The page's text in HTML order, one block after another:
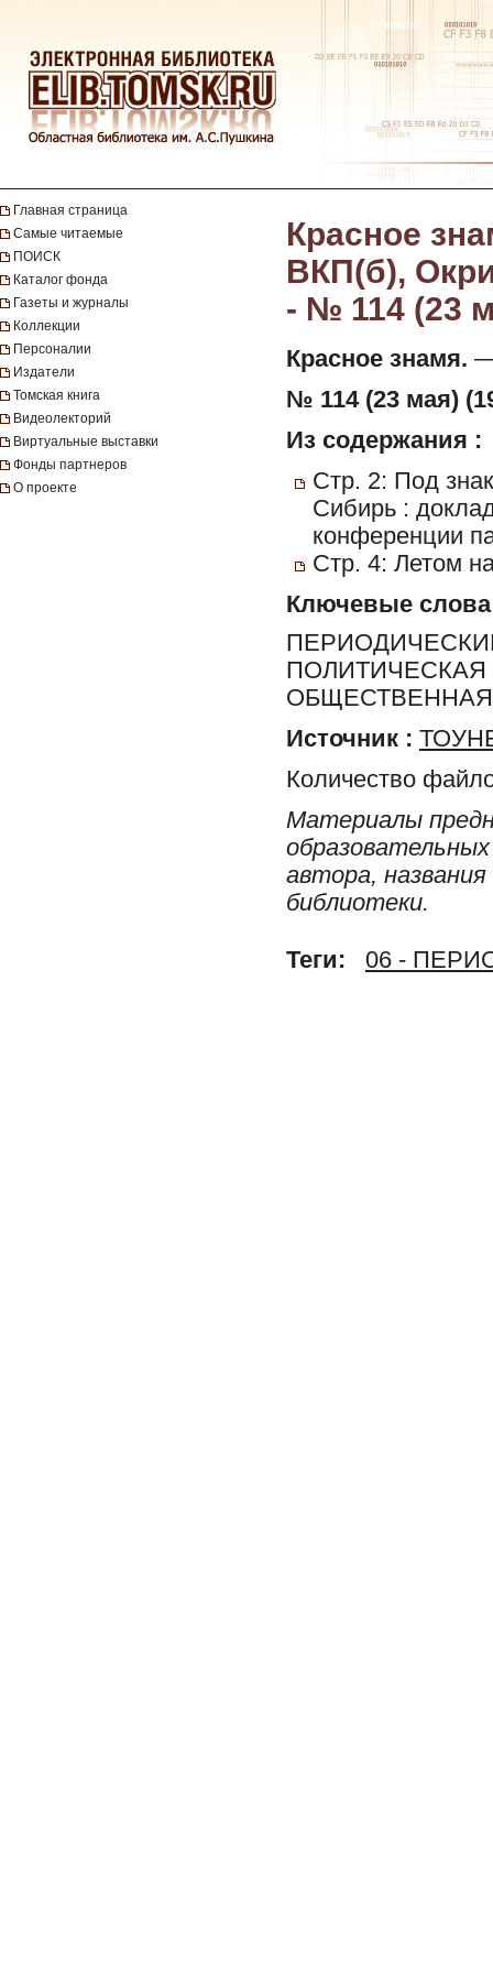
Главная страница
Самые читаемые
ПОИСК
Каталог фонда
Газеты и журналы
Коллекции
Персоналии
Издатели
Томская книга
Видеолекторий
Виртуальные выставки
Фонды партнеров
О проекте
Красное
ВКП(б),
- № 114 (23
Красное знамя. —
№ 114 (23 мая)
Из содержания :
Стр. 2: Под
Сибирь :
конференции
Стр. 4: Летом
Ключевые слова
Источник :
Количество
Материалы
автора,
библиотеки.
Теги: 06 -